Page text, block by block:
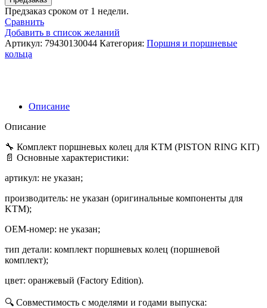
Комплект
колец
для
KTM
PISTON
RING
19-
Предзаказ сроком от 1 недели.
Сравнить
Добавить в список желаний
Артикул: 79430130044 Категория: Поршня и поршневые
кольца
Описание
Описание
🔧 Комплект поршневых колец для KTM (PISTON RING KIT)
📄 Основные характеристики:
артикул: не указан;
производитель: не указан (оригинальные компоненты для
KTM);
OEM‑номер: не указан;
тип детали: комплект поршневых колец (поршневой
комплект);
цвет: оранжевый (Factory Edition).
🔍 Совместимость с моделями и годами выпуска: